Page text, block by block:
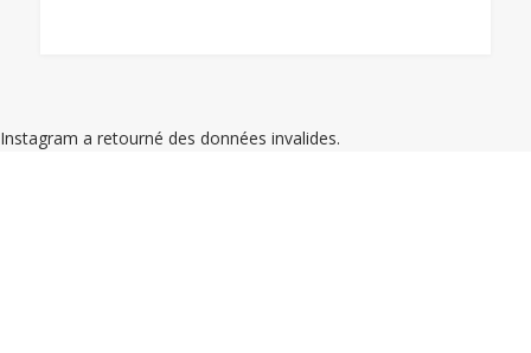
Instagram a retourné des données invalides.